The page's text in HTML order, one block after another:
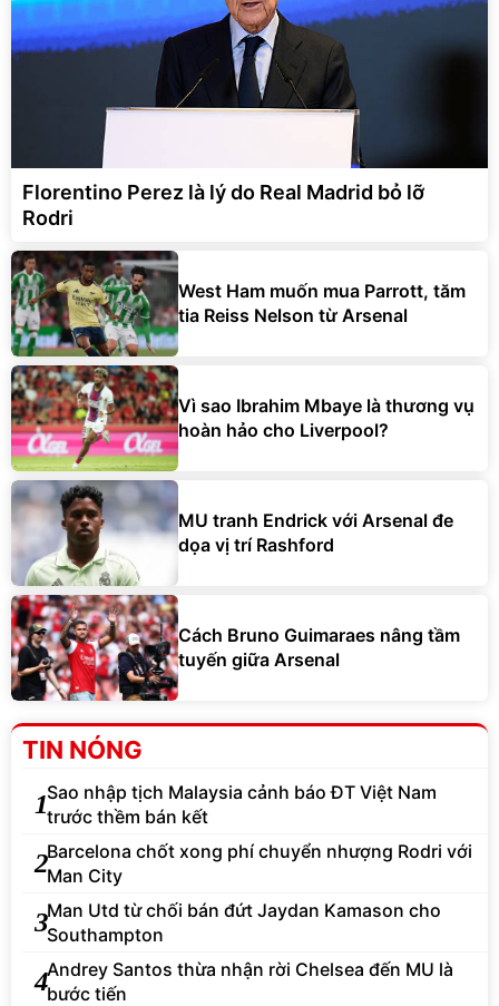
Florentino Perez là lý do Real Madrid bỏ lỡ
Rodri
West Ham muốn mua Parrott, tăm
tia Reiss Nelson từ Arsenal
Vì sao Ibrahim Mbaye là thương vụ
hoàn hảo cho Liverpool?
MU tranh Endrick với Arsenal đe
dọa vị trí Rashford
Cách Bruno Guimaraes nâng tầm
tuyến giữa Arsenal
TIN NÓNG
1Sao nhập tịch Malaysia cảnh báo ĐT Việt Nam
trước thềm bán kết
2Barcelona chốt xong phí chuyển nhượng Rodri với
Man City
3Man Utd từ chối bán đứt Jaydan Kamason cho
Southampton
4Andrey Santos thừa nhận rời Chelsea đến MU là
bước tiến